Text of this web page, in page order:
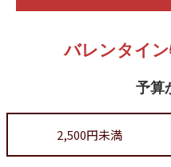
バレンタイ
予算
2,500円未満